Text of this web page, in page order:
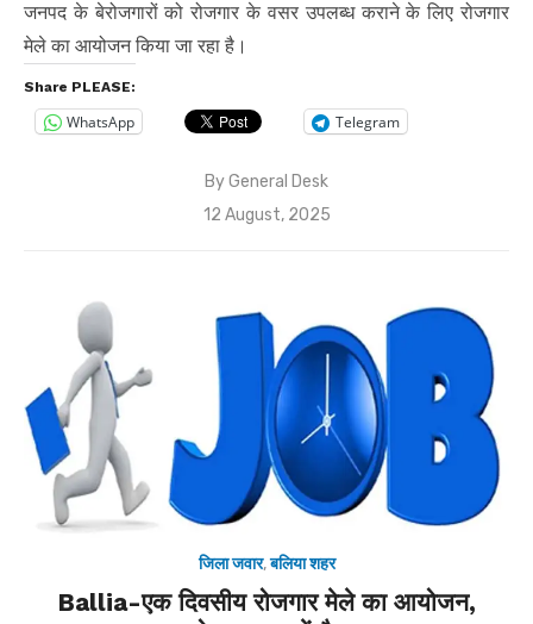
जनपद के बेरोजगारों को रोजगार के वसर उपलब्ध कराने के लिए रोजगार
मेले का आयोजन किया जा रहा है।
Share PLEASE:
WhatsApp Telegram
ByGeneral Desk
Posted
12 August, 2025
जिला जवार,बलिया शहर
Ballia-एक दिवसीय रोजगार मेले का आयोजन,